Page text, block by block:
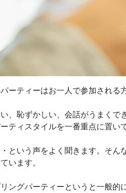
ーティーはお一人で参加される
、恥ずかしい、会話がうまく
ティスタイルを一番重点に置い
という声をよく聞きます。そ
います。
ングパーティーというと一般